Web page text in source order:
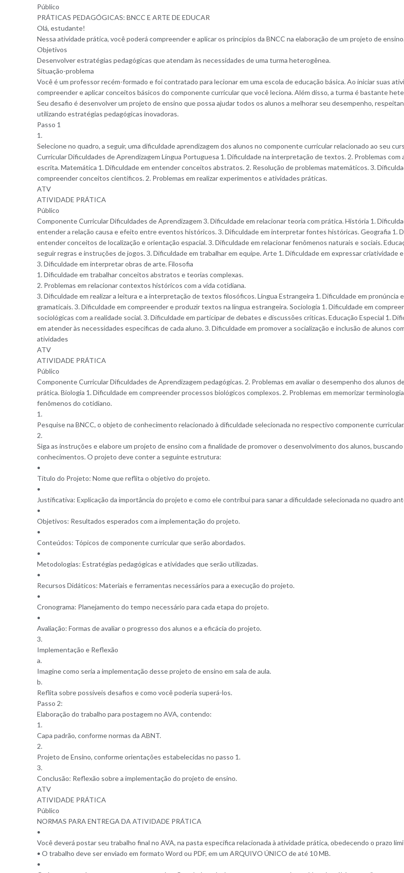
Público
PRÁTICAS PEDAGÓGICAS: BNCC E ARTE DE EDUCAR
Olá, estudante!
Nessa atividade prática, você poderá compreender e aplicar os princípios da BNCC na elaboração de um projeto de
Objetivos
Desenvolver estratégias pedagógicas que atendam às necessidades de uma turma heterogênea.
Situação-problema
Você é um professor recém-formado e foi contratado para lecionar em uma escola de educação básica. Ao iniciar suas
compreender e aplicar conceitos básicos do componente curricular que você leciona. Além disso, a turma é bastante
Seu desafio é desenvolver um projeto de ensino que possa ajudar todos os alunos a melhorar seu desempenho,
utilizando estratégias pedagógicas inovadoras.
Passo 1
1.
Selecione no quadro, a seguir, uma dificuldade aprendizagem dos alunos no componente curricular relacionado ao seu
Curricular Dificuldades de Aprendizagem Língua Portuguesa 1. Dificuldade na interpretação de textos. 2. Problemas
escrita. Matemática 1. Dificuldade em entender conceitos abstratos. 2. Resolução de problemas matemáticos. 3.
compreender conceitos científicos. 2. Problemas em realizar experimentos e atividades práticas.
ATV
ATIVIDADE PRÁTICA
Público
Componente Curricular Dificuldades de Aprendizagem 3. Dificuldade em relacionar teoria com prática. História 1.
entender a relação causa e efeito entre eventos históricos. 3. Dificuldade em interpretar fontes históricas. Geografia 1.
entender conceitos de localização e orientação espacial. 3. Dificuldade em relacionar fenômenos naturais e sociais.
seguir regras e instruções de jogos. 3. Dificuldade em trabalhar em equipe. Arte 1. Dificuldade em expressar
3. Dificuldade em interpretar obras de arte. Filosofia
1. Dificuldade em trabalhar conceitos abstratos e teorias complexas.
2. Problemas em relacionar contextos históricos com a vida cotidiana.
3. Dificuldade em realizar a leitura e a interpretação de textos filosóficos. Língua Estrangeira 1. Dificuldade em pronúncia
gramaticais. 3. Dificuldade em compreender e produzir textos na língua estrangeira. Sociologia 1. Dificuldade em
sociológicas com a realidade social. 3. Dificuldade em participar de debates e discussões críticas. Educação Especial 1.
em atender às necessidades específicas de cada aluno. 3. Dificuldade em promover a socialização e inclusão de alunos
atividades
ATV
ATIVIDADE PRÁTICA
Público
Componente Curricular Dificuldades de Aprendizagem pedagógicas. 2. Problemas em avaliar o desempenho dos alunos
prática. Biologia 1. Dificuldade em compreender processos biológicos complexos. 2. Problemas em memorizar
fenômenos do cotidiano.
1.
Pesquise na BNCC, o objeto de conhecimento relacionado à dificuldade selecionada no respectivo componente
2.
Siga as instruções e elabore um projeto de ensino com a finalidade de promover o desenvolvimento dos alunos,
conhecimentos. O projeto deve conter a seguinte estrutura:
•
Título do Projeto: Nome que reflita o objetivo do projeto.
•
Justificativa: Explicação da importância do projeto e como ele contribui para sanar a dificuldade selecionada no quadro
•
Objetivos: Resultados esperados com a implementação do projeto.
•
Conteúdos: Tópicos de componente curricular que serão abordados.
•
Metodologias: Estratégias pedagógicas e atividades que serão utilizadas.
•
Recursos Didáticos: Materiais e ferramentas necessários para a execução do projeto.
•
Cronograma: Planejamento do tempo necessário para cada etapa do projeto.
•
Avaliação: Formas de avaliar o progresso dos alunos e a eficácia do projeto.
3.
Implementação e Reflexão
a.
Imagine como seria a implementação desse projeto de ensino em sala de aula.
b.
Reflita sobre possíveis desafios e como você poderia superá-los.
Passo 2:
Elaboração do trabalho para postagem no AVA, contendo:
1.
Capa padrão, conforme normas da ABNT.
2.
Projeto de Ensino, conforme orientações estabelecidas no passo 1.
3.
Conclusão: Reflexão sobre a implementação do projeto de ensino.
ATV
ATIVIDADE PRÁTICA
Público
NORMAS PARA ENTREGA DA ATIVIDADE PRÁTICA
•
Você deverá postar seu trabalho final no AVA, na pasta específica relacionada à atividade prática, obedecendo o prazo
• O trabalho deve ser enviado em formato Word ou PDF, em um ARQUIVO ÚNICO de até 10 MB.
•